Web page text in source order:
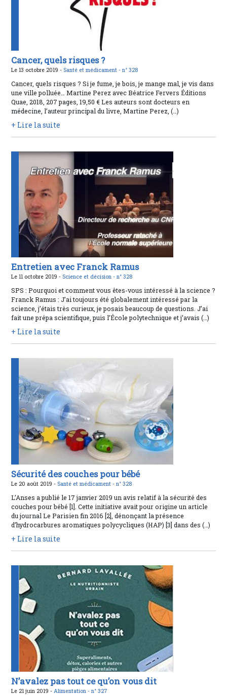
Cancer, quels risques ?
Le 13 octobre 2019 - Santé et médicament -n° 328
Cancer, quels risques ? Si je fume, je bois, je mange mal, je vis dans
une ville polluée… Martine Perez avec Béatrice Fervers Éditions
Quae, 2018, 207 pages, 19,50 € Les auteurs sont docteurs en
médecine, l’auteur principal du livre, Martine Perez, (…)
+ Lire la suite
Entretien avec Franck Ramus
Le 11 octobre 2019 - Science et décision -n° 328
SPS : Pourquoi et comment vous êtes-vous intéressé à la science ?
Franck Ramus : J’ai toujours été globalement intéressé par la
science, j’étais très curieux, je posais beaucoup de questions. J’ai
fait une prépa scientifique, puis l’École polytechnique et j’avais (…)
+ Lire la suite
Sécurité des couches pour bébé
Le 20 août 2019 - Santé et médicament -n° 328
L’Anses a publié le 17 janvier 2019 un avis relatif à la sécurité des
couches pour bébé [1]. Cette initiative avait pour origine un article
du journal Le Parisien fin 2016 [2], dénonçant la présence
d’hydrocarbures aromatiques polycycliques (HAP) [3] dans des (…)
+ Lire la suite
N’avalez pas tout ce qu’on vous dit
Le 21 juin 2019 -Alimentation -n° 327